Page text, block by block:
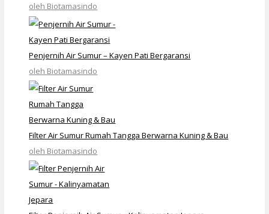
oleh Biotamasindo
Penjernih Air Sumur – Kayen Pati Bergaransi
oleh Biotamasindo
Filter Air Sumur Rumah Tangga Berwarna Kuning & Bau
oleh Biotamasindo